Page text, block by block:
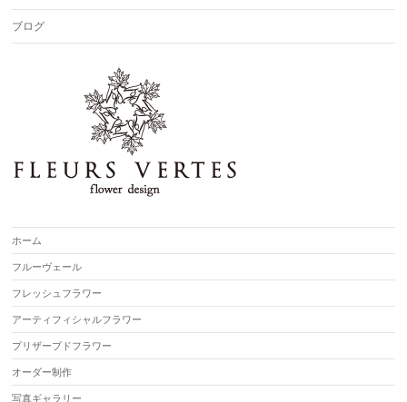
ブログ
ホーム
フルーヴェール
フレッシュフラワー
アーティフィシャルフラワー
プリザーブドフラワー
オーダー制作
写真ギャラリー